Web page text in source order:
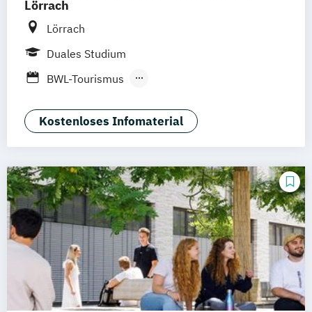
Lörrach
Lörrach
Duales Studium
BWL-Tourismus
Kostenloses Infomaterial